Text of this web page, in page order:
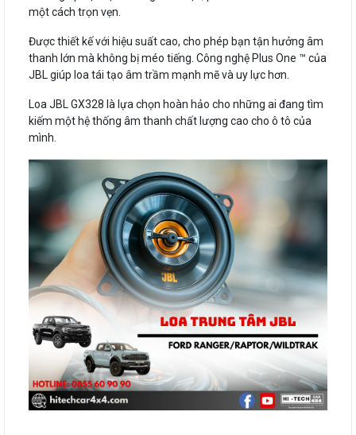
một cách trọn vẹn.
Được thiết kế với hiệu suất cao, cho phép bạn tận hưởng âm
thanh lớn mà không bị méo tiếng. Công nghệ Plus One ™ của
JBL giúp loa tái tạo âm trầm mạnh mẽ và uy lực hơn.
Loa JBL GX328 là lựa chọn hoàn hảo cho những ai đang tìm
kiếm một hệ thống âm thanh chất lượng cao cho ô tô của
mình.